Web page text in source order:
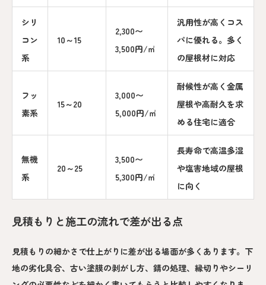
シリ
コン
系
10～15
2,300〜
3,500円/㎡
汎用性が高くコス
パに優れる。多く
の屋根材に対応
フッ
素系
15～20
3,000〜
5,000円/㎡
耐候性が高く金属
屋根や高耐久を求
める住宅に適合
無機
系
20～25
3,500〜
5,300円/㎡
長寿命で高温多湿
や塩害地域の屋根
に向く
見積もりと施工の流れで差が出る点
見積もりの細かさで仕上がりに差が出る場面が多くあります。下
地の劣化具合、古い塗膜の剥がし方、錆の処理、縁切りやシーリ